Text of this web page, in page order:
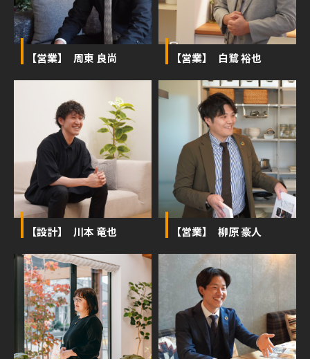
【営業】 周東 良尚 【営業】 白鷺 裕也
【設計】 川本 竜也 【営業】 柳原 豪人